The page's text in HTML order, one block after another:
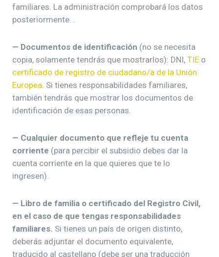
familiares. La administración comprobará los datos
posteriormente. .
— Documentos de identificación (no se necesita
copia, solamente tendrás que mostrarlos): DNI, TIE o
certificado de registro de ciudadano/a de la Unión
Europea. Si tienes responsabilidades familiares,
también tendrás que mostrar los documentos de
identificación de esas personas.
— Cualquier documento que refleje tu cuenta
corriente (para percibir el subsidio debes dar la
cuenta corriente en la que quieres que te lo
ingresen).
— Libro de familia o certificado del Registro Civil,
en el caso de que tengas responsabilidades
familiares. Si tienes un país de origen distinto,
deberás adjuntar el documento equivalente,
traducido al castellano (debe ser una traducción